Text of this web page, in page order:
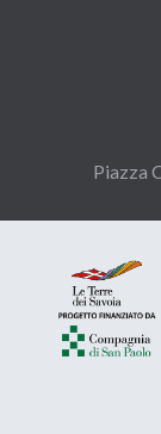
Piazza